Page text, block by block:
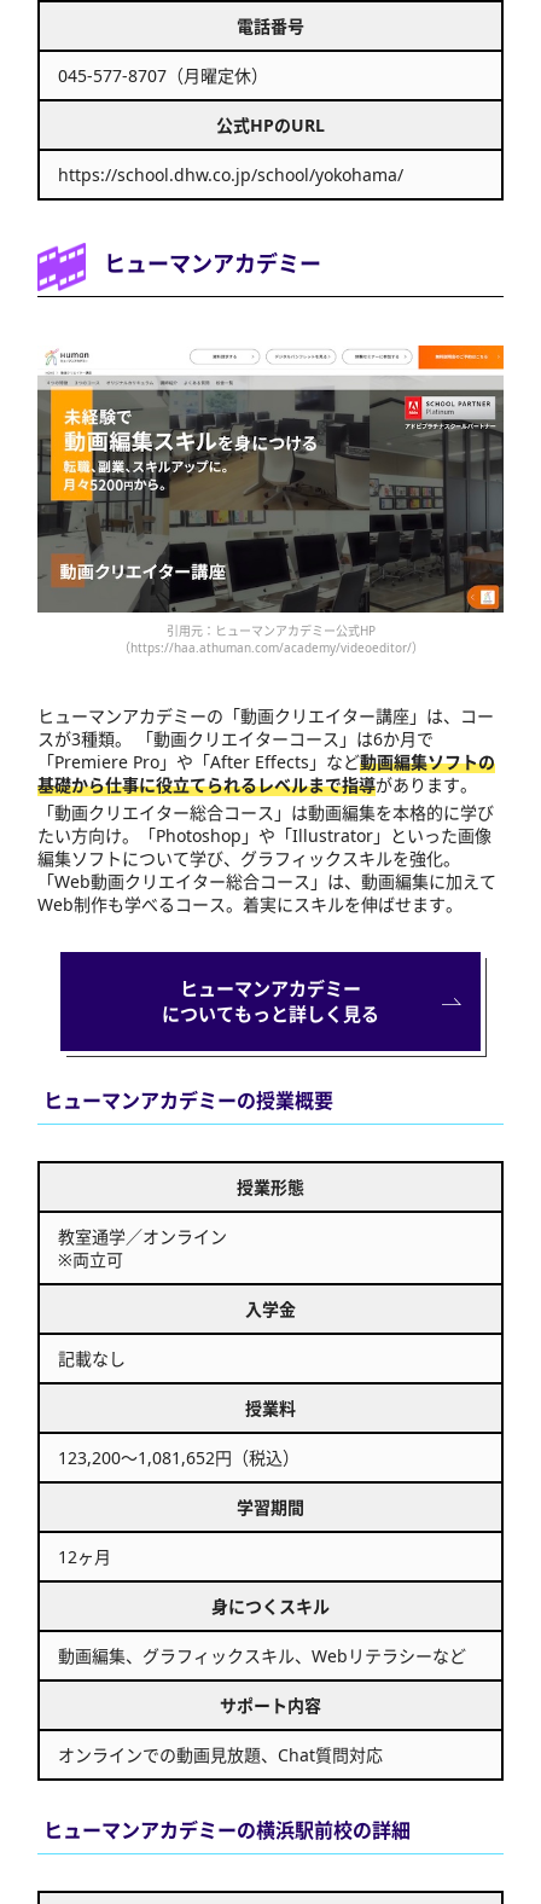
電話番号
045-577-8707（月曜定休）
公式HPのURL
https://school.dhw.co.jp/school/yokohama/
ヒューマンアカデミー
引用元：ヒューマンアカデミー公式HP
（https://haa.athuman.com/academy/videoeditor/）
ヒューマンアカデミーの「動画クリエイター講座」は、コー
スが3種類。 「動画クリエイターコース」は6か月で
「Premiere Pro」や「After Effects」など動画編集ソフトの
基礎から仕事に役立てられるレベルまで指導があります。
「動画クリエイター総合コース」は動画編集を本格的に学び
たい方向け。「Photoshop」や「Illustrator」といった画像
編集ソフトについて学び、グラフィックスキルを強化。
「Web動画クリエイター総合コース」は、動画編集に加えて
Web制作も学べるコース。着実にスキルを伸ばせます。
ヒューマンアカデミー
についてもっと詳しく見る
ヒューマンアカデミーの授業概要
授業形態
教室通学／オンライン
※両立可
入学金
記載なし
授業料
123,200～1,081,652円（税込）
学習期間
12ヶ月
身につくスキル
動画編集、グラフィックスキル、Webリテラシーなど
サポート内容
オンラインでの動画見放題、Chat質問対応
ヒューマンアカデミーの横浜駅前校の詳細